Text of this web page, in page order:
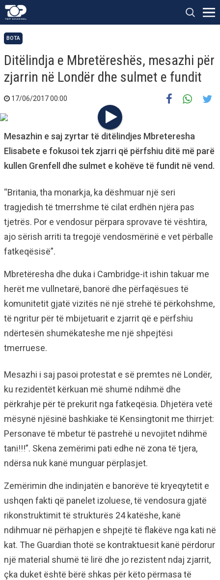
BOTA
Ditëlindja e Mbretëreshës, mesazhi për
zjarrin në Londër dhe sulmet e fundit
17/06/2017 00:00
Mesazhin e saj zyrtar të ditëlindjes Mbreteresha
Elisabete e fokusoi tek zjarri që përfshiu ditë më parë
kullen Grenfell dhe sulmet e kohëve të fundit në vend.
“Britania, tha monarkja, ka dëshmuar një seri
tragjedish të tmerrshme të cilat erdhën njëra pas
tjetrës. Por e vendosur përpara sprovave të vështira,
ajo sërish arriti ta tregojë vendosmërinë e vet përballe
fatkeqësisë”.
Mbretëresha dhe duka i Cambridge-it ishin takuar me
herët me vullnetarë, banorë dhe përfaqësues të
komunitetit gjatë vizitës në një strehë të përkohshme,
të ngritur për të mbijetuarit e zjarrit që e përfshiu
ndërtesën shumëkateshe me një shpejtësi
tmerruese.
Mesazhi i saj pasoi protestat e së premtes në Londër,
ku rezidentët kërkuan më shumë ndihmë dhe
përkrahje për të prekurit nga fatkeqësia. Dhjetëra vetë
mësynë njësinë bashkiake të Kensingtonit me thirrjet:
Personave të mbetur të pastrehë u nevojitet ndihmë
tani!!!”. Skena zemërimi pati edhe në zona të tjera,
ndërsa nuk kanë munguar përplasjet.
Zemërimin dhe indinjatën e banorëve të kryeqytetit e
ushqen fakti që panelet izoluese, të vendosura gjatë
rikonstruktimit të strukturës 24 katëshe, kanë
ndihmuar në përhapjen e shpejtë të flakëve nga kati në
kat. The Guardian thotë se kontraktuesit kanë përdorur
një material shumë të lirë dhe jo rezistent ndaj zjarrit,
çka duket është bërë shkas për këto përmasa të